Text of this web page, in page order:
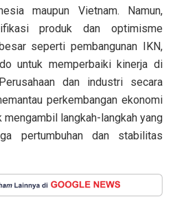
maupun Vietnam. Namun,
produk dan optimisme
seperti pembangunan IKN,
untuk memperbaiki kinerja di
dan industri secara
perkembangan ekonomi
langkah-langkah yang
pertumbuhan dan stabilitas